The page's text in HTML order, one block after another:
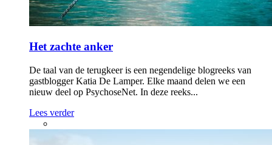
Het zachte anker
De taal van de terugkeer is een negendelige blogreeks van
gastblogger Katia De Lamper. Elke maand delen we een
nieuw deel op PsychoseNet. In deze reeks...
Lees verder